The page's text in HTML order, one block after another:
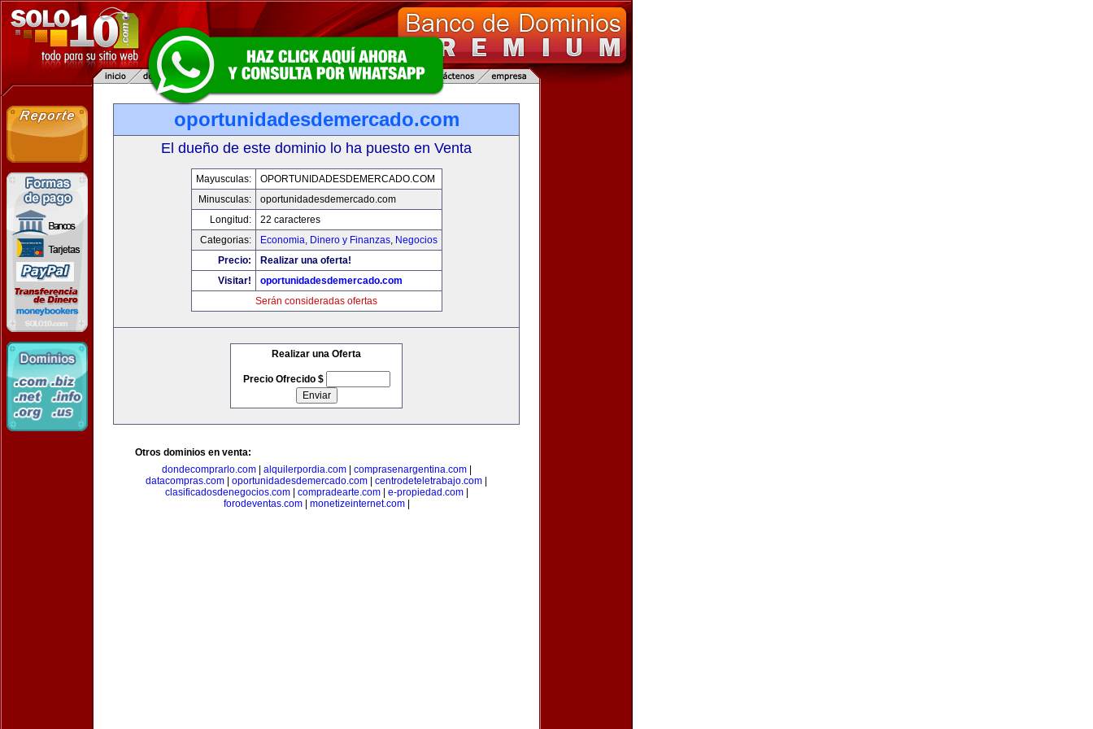
oportunidadesdemercado.com
El dueño de este dominio lo ha puesto en Venta
Mayusculas:
OPORTUNIDADESDEMERCADO.COM
Minusculas:
oportunidadesdemercado.com
Longitud:
22 caracteres
Categorias:
Economia, Dinero y Finanzas, Negocios
Precio:
Realizar una oferta!
Visitar!
oportunidadesdemercado.com
Serán consideradas ofertas
Realizar una Oferta
Precio Ofrecido $
Otros dominios en venta:
dondecomprarlo.com| alquilerpordia.com| comprasenargentina.com|
datacompras.com
oportunidadesdemercado.com centrodeteletrabajo.com
clasificadosdenegocios.com| compradearte.com| e-propiedad.com|
forodeventas.com| monetizeinternet.com|